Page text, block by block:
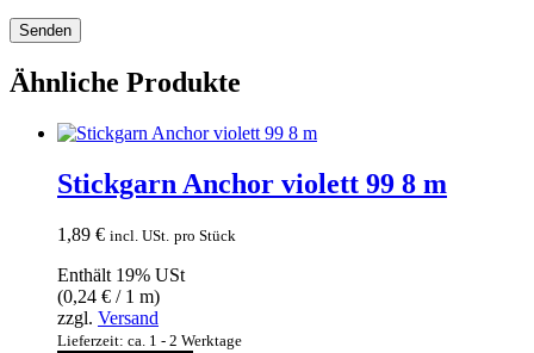
Ähnliche Produkte
Stickgarn Anchor violett 99 8 m
1,89 € incl. USt. pro Stück
Enthält 19% USt
(0,24 € / 1 m)
zzgl. Versand
Lieferzeit: ca. 1 - 2 Werktage